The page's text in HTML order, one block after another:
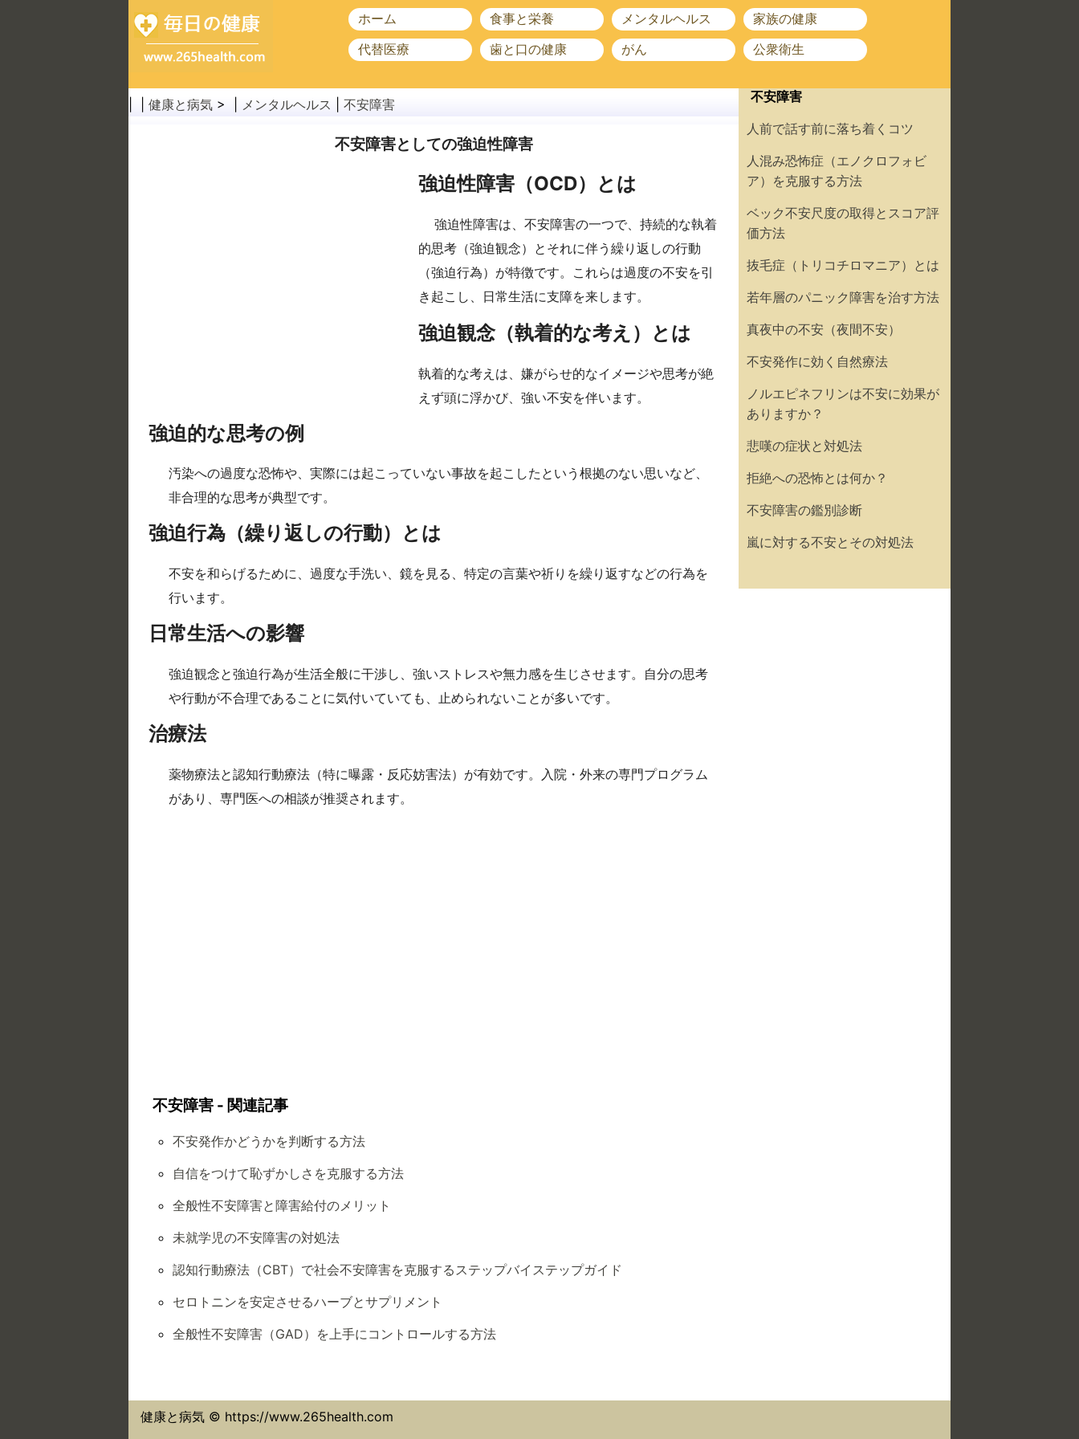
ホーム 食事と栄養 メンタルヘルス
家族の健康
代替医療
歯と口の健康 がん 公衆衛生
健康と病気 > | メンタルヘルス 不安障害
不安障害としての強迫性障害
強迫性障害（OCD）とは
強迫性障害は、不安障害の一つで、持続的な執着
的思考（強迫観念）とそれに伴う繰り返しの行動
（強迫行為）が特徴です。これらは過度の不安を引
き起こし、日常生活に支障を来します。
強迫観念（執着的な考え）とは
執着的な考えは、嫌がらせ的なイメージや思考が絶
えず頭に浮かび、強い不安を伴います。
強迫的な思考の例
汚染への過度な恐怖や、実際には起こっていない事故を起こしたという根拠のない思いなど、
非合理的な思考が典型です。
強迫行為（繰り返しの行動）とは
不安を和らげるために、過度な手洗い、鏡を見る、特定の言葉や祈りを繰り返すなどの行為を
行います。
日常生活への影響
強迫観念と強迫行為が生活全般に干渉し、強いストレスや無力感を生じさせます。自分の思考
や行動が不合理であることに気付いていても、止められないことが多いです。
治療法
薬物療法と認知行動療法（特に曝露・反応妨害法）が有効です。入院・外来の専門プログラム
があり、専門医への相談が推奨されます。
不安障害 - 関連記事
不安発作かどうかを判断する方法
自信をつけて恥ずかしさを克服する方法
全般性不安障害と障害給付のメリット
未就学児の不安障害の対処法
認知行動療法（CBT）で社会不安障害を克服するステップバイステップガイド
セロトニンを安定させるハーブとサプリメント
全般性不安障害（GAD）を上手にコントロールする方法
不安障害
人前で話す前に落ち着くコツ
人混み恐怖症（エノクロフォビ
ア）を克服する方法
ベック不安尺度の取得とスコア評
価方法
抜毛症（トリコチロマニア）とは
若年層のパニック障害を治す方法
真夜中の不安（夜間不安）
不安発作に効く自然療法
ノルエピネフリンは不安に効果が
ありますか？
悲嘆の症状と対処法
拒絶への恐怖とは何か？
不安障害の鑑別診断
嵐に対する不安とその対処法
健康と病気 © https://www.265health.com